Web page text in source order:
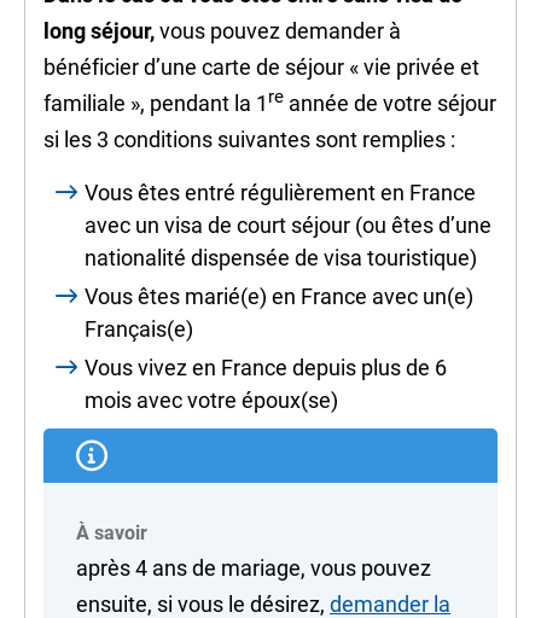
long séjour,vous pouvez demander à
bénéficier d’une carte de séjour « vie privée et
familiale », pendant la 1 re année de votre séjour
si les 3 conditions suivantes sont remplies :
Vous êtes entré régulièrement en France
avec un visa de court séjour (ou êtes d’une
nationalité dispensée de visa touristique)
Vous êtes marié(e) en France avec un(e)
Français(e)
Vous vivez en France depuis plus de 6
mois avec votre époux(se)
À savoir
après 4 ans de mariage, vous pouvez
ensuite, si vous le désirez, demander la